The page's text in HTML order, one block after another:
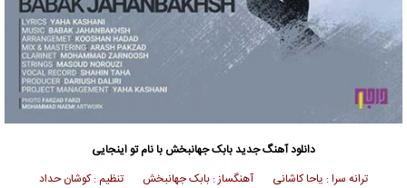
دانلود آهنگ جدیدبابک جهانبخش با نام تو اینجایی
ترانه سرا : یاحا کاشانی آهنگساز : بابک جهانبخش تنظیم : کوشان حداد